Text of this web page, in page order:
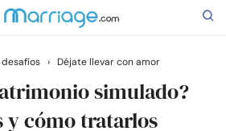
› Déjate llevar con amor
simulado?
y cómo tratarlos